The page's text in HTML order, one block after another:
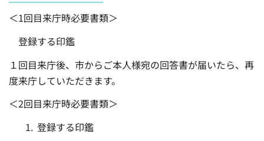
＜1回目来庁時必要書類＞
登録する印鑑
１回目来庁後、市からご本人様宛の回答書が届いたら、再
度来庁していただきます。
＜2回目来庁時必要書類＞
登録する印鑑